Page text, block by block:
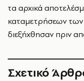
τα αρχικά
καταμετρήσεων
διεξήχθησαν πριν
Σχετικό